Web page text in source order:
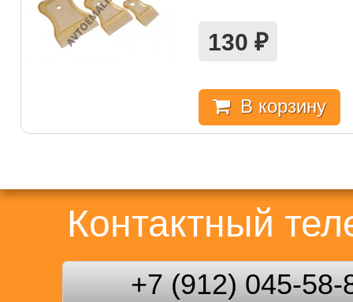
130 ₽
В корзину
Контактный
+7 (912) 045-58-